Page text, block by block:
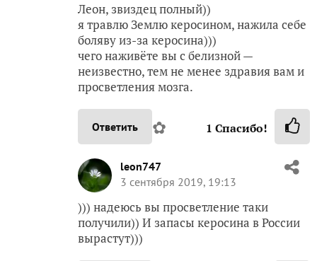
Леон, звиздец полный))
я травлю Землю керосином, нажила себе
боляву из-за керосина)))
чего наживёте вы с белизной —
неизвестно, тем не менее здравия вам и
просветления мозга.
Ответить ✿ 1 Спасибо!
leon747
3 сентября 2019, 19:13
))) надеюсь вы просветление таки
получили)) И запасы керосина в России
вырастут)))